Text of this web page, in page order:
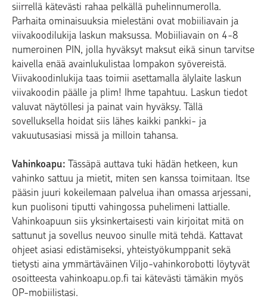
siirrellä kätevästi rahaa pelkällä puhelinnumerolla.
Parhaita ominaisuuksia mielestäni ovat mobiiliavain ja
viivakoodilukija laskun maksussa. Mobiiliavain on 4-8
numeroinen PIN, jolla hyväksyt maksut eikä sinun tarvitse
kaivella enää avainlukulistaa lompakon syövereistä.
Viivakoodinlukija taas toimii asettamalla älylaite laskun
viivakoodin päälle ja plim! Ihme tapahtuu. Laskun tiedot
valuvat näytöllesi ja painat vain hyväksy. Tällä
sovelluksella hoidat siis lähes kaikki pankki- ja
vakuutusasiasi missä ja milloin tahansa.
Vahinkoapu: Tässäpä auttava tuki hädän hetkeen, kun
vahinko sattuu ja mietit, miten sen kanssa toimitaan. Itse
pääsin juuri kokeilemaan palvelua ihan omassa arjessani,
kun puolisoni tiputti vahingossa puhelimeni lattialle.
Vahinkoapuun siis yksinkertaisesti vain kirjoitat mitä on
sattunut ja sovellus neuvoo sinulle mitä tehdä. Kattavat
ohjeet asiasi edistämiseksi, yhteistyökumppanit sekä
tietysti aina ymmärtäväinen Viljo-vahinkorobotti löytyvät
osoitteesta vahinkoapu.op.fi tai kätevästi tämäkin myös
OP-mobiilistasi.